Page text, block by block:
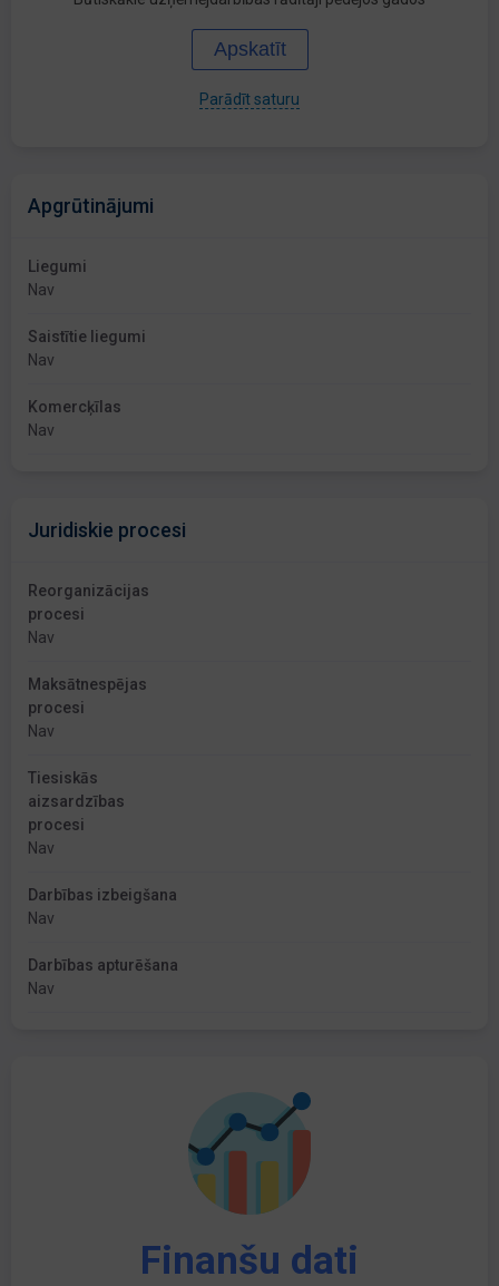
Apskatīt
Parādīt saturu
Apgrūtinājumi
Liegumi
Nav
Saistītie liegumi
Nav
Komercķīlas
Nav
Juridiskie procesi
Reorganizācijas
procesi
Nav
Maksātnespējas
procesi
Nav
Tiesiskās
aizsardzības
procesi
Nav
Darbības izbeigšana
Nav
Darbības apturēšana
Nav
Finanšu dati